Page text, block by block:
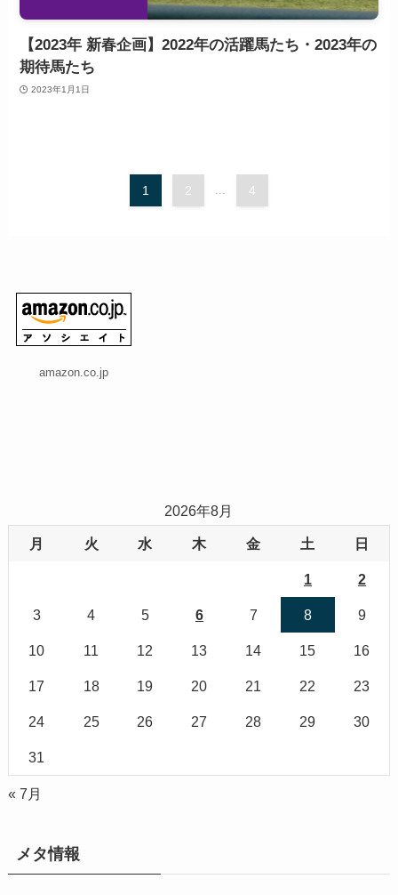
【2023年 新春企画】2022年の活躍馬たち・2023年の
期待馬たち
2023年1月1日
1 2 ... 4
amazon.co.jp
2026年8月
月 火 水 木 金 土 日
1 2
3 4 5 6 7 8 9
10 11 12 13 14 15 16
17 18 19 20 21 22 23
24 25 26 27 28 29 30
31
« 7月
メタ情報